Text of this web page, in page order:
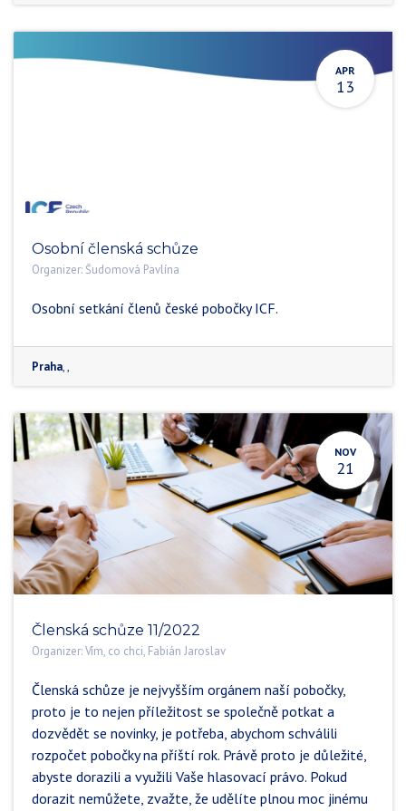
APR
13
Osobní členská schůze
Organizer: Šudomová Pavlína
Osobní setkání členů české pobočky ICF.
Praha, ,
NOV
21
Členská schůze 11/2022
Organizer:Vím, co chci, Fabián Jaroslav
Členská schůze je nejvyšším orgánem naší pobočky,
proto je to nejen příležitost se společně potkat a
dozvědět se novinky, je potřeba, abychom schválili
rozpočet pobočky na příští rok. Právě proto je důležité,
abyste dorazili a využili Vaše hlasovací právo. Pokud
dorazit nemůžete, zvažte, že udělíte plnou moc jinému